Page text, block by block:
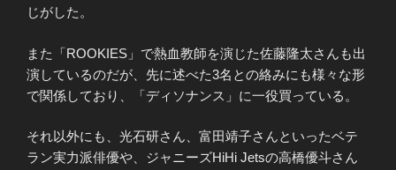
じがした。
また「ROOKIES」で熱血教師を演じた佐藤隆太さんも出
演しているのだが、先に述べた3名との絡みにも様々な形
で関係しており、「ディソナンス」に一役買っている。
それ以外にも、光石研さん、富田靖子さんといったベテ
ラン実力派俳優や、ジャニーズHiHi Jetsの高橋優斗さん